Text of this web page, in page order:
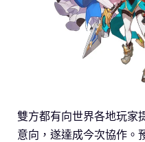
雙方都有向世界各地玩家
意向，遂達成今次協作。